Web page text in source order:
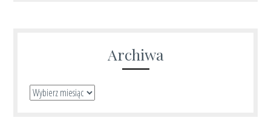
Archiwa
Archiwa